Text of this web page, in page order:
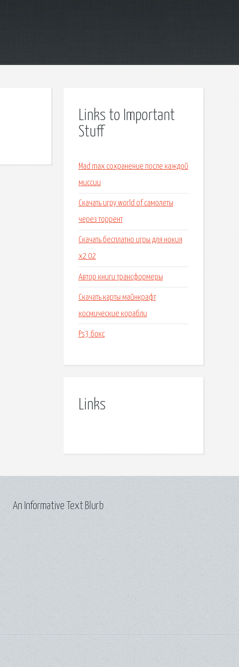
Links to Important
Stuff
Mad max сохранение после каждой
миссии
Скачать игру world of самолеты
через торрент
Скачать бесплатно игры для нокия
x2 02
Автор книги трансформеры
Скачать карты майнкрафт
космические корабли
Ps3 бокс
Links
An Informative Text Blurb